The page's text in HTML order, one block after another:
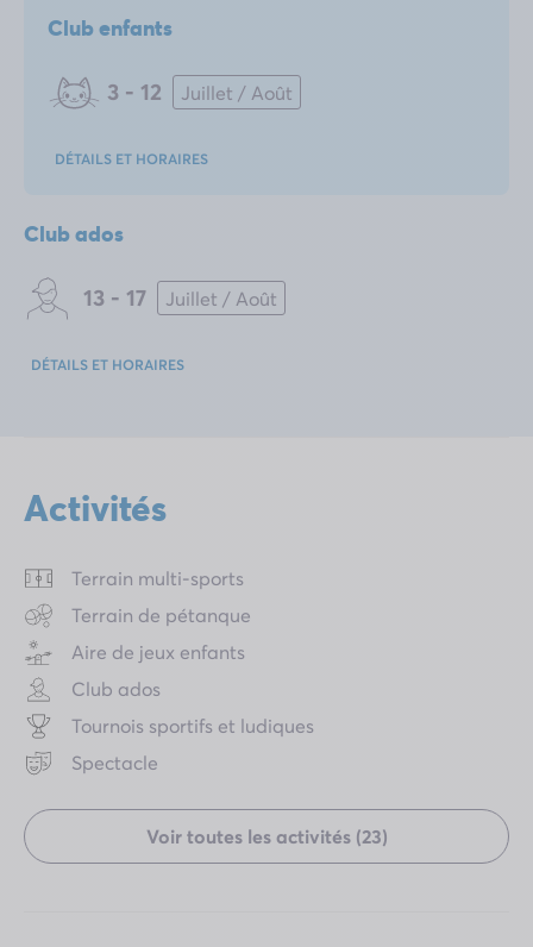
Club enfants
3 - 12 Juillet / Août
DÉTAILS ET HORAIRES
Club ados
13 - 17 Juillet / Août
DÉTAILS ET HORAIRES
Activités
Terrain multi-sports
Terrain de pétanque
Aire de jeux enfants
Club ados
Tournois sportifs et ludiques
Spectacle
Voir toutes les activités (23)